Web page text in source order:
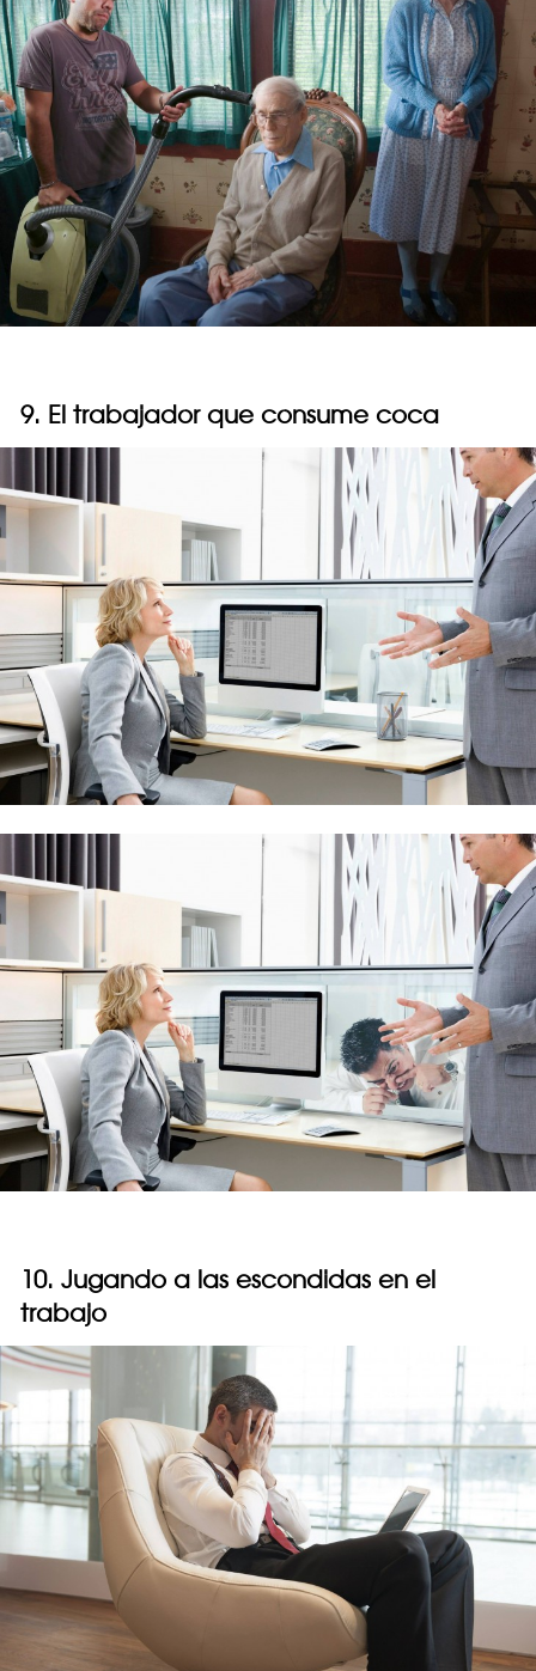
9. El trabajador que consume coca
10. Jugando a las escondidas en el
trabajo